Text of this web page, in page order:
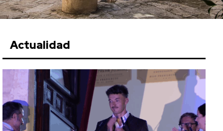
Actualidad